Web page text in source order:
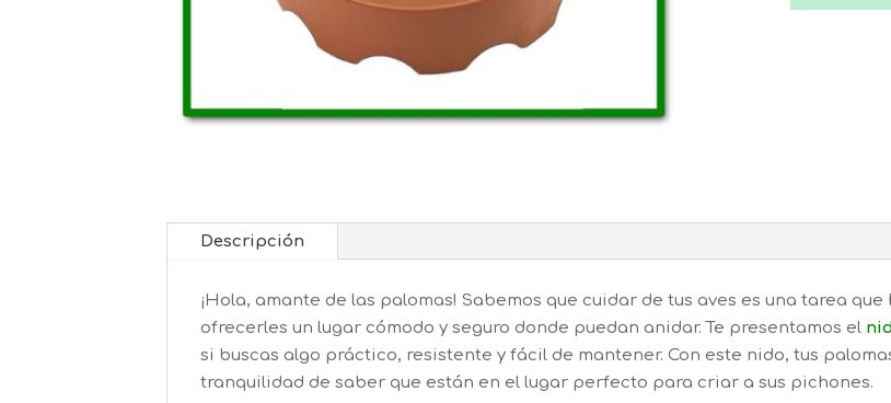
Descripción
¡Hola, amante de las palomas! Sabemos que cuidar de tus aves es una tarea
ofrecerles un lugar cómodo y seguro donde puedan anidar. Te presentamos el
si buscas algo práctico, resistente y fácil de mantener. Con este nido, tus
tranquilidad de saber que están en el lugar perfecto para criar a sus pichones.